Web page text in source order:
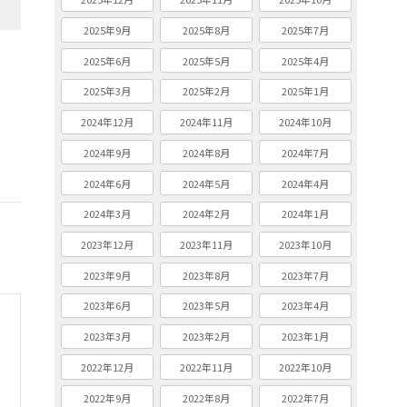
2025年9月 2025年8月 2025年7月
2025年6月 2025年5月 2025年4月
2025年3月 2025年2月 2025年1月
2024年12月 2024年11月 2024年10月
2024年9月 2024年8月 2024年7月
2024年6月 2024年5月 2024年4月
2024年3月 2024年2月 2024年1月
2023年12月 2023年11月 2023年10月
2023年9月 2023年8月 2023年7月
2023年6月 2023年5月 2023年4月
2023年3月 2023年2月 2023年1月
2022年12月 2022年11月 2022年10月
2022年9月 2022年8月 2022年7月